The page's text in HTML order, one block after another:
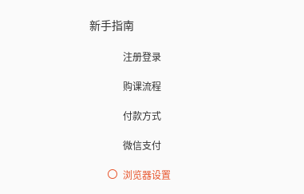
新手指南
注册登录
购课流程
付款方式
微信支付
浏览器设置